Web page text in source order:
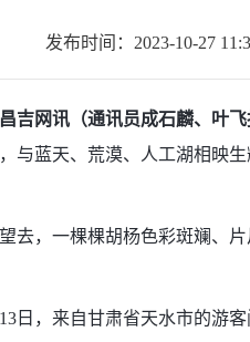
发布时间：2023-10-27
吉网讯（通讯员成石麟、叶飞
与蓝天、荒漠、人工湖相映
，一棵棵胡杨色彩斑斓、片
，来自甘肃省天水市的游客